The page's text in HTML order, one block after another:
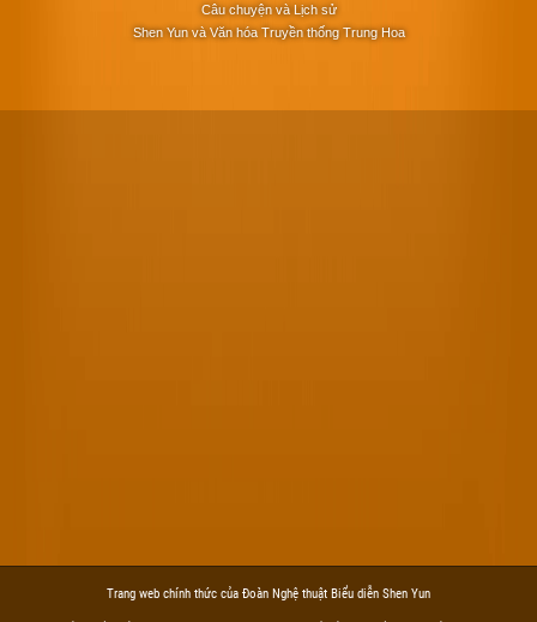
Câu chuyện và Lịch sử
Shen Yun và Văn hóa Truyền thống Trung Hoa
Trang web chính thức của Đoàn Nghệ thuật Biểu diễn Shen Yun